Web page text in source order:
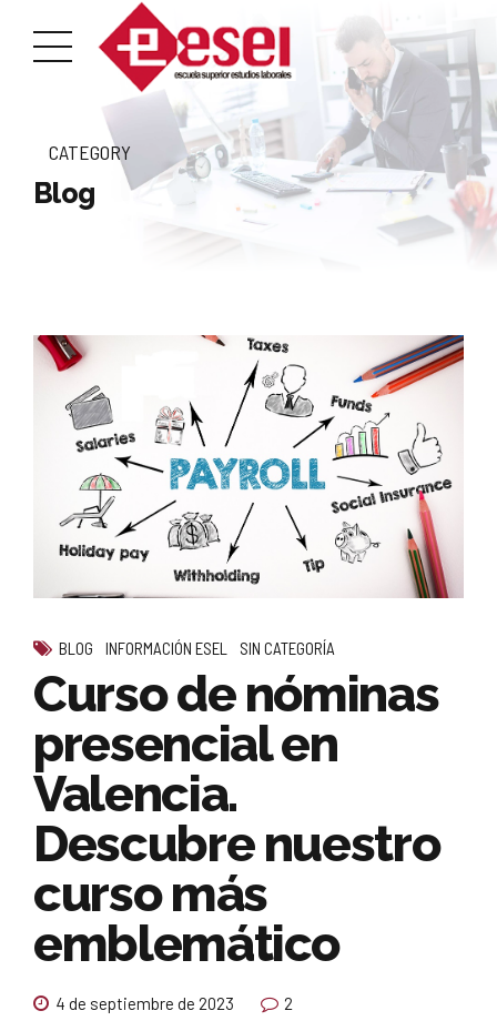
CATEGORY
Blog
BLOG INFORMACIÓN ESEL SIN CATEGORÍA
Curso de nóminas
presencial en
Valencia.
Descubre nuestro
curso más
emblemático
4 de septiembre de 2023 2